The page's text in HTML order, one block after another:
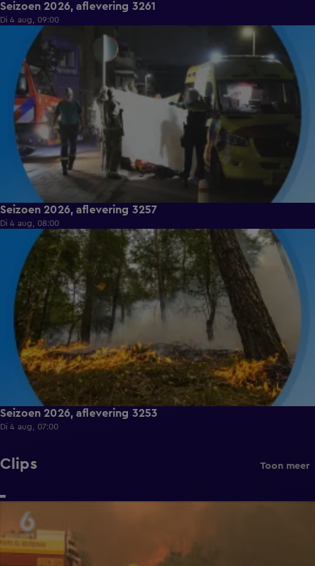
Seizoen 2026, aflevering 3261
Di 4 aug, 09:00
Seizoen 2026, aflevering 3257
Di 4 aug, 08:00
Seizoen 2026, aflevering 3253
Di 4 aug, 07:00
Clips Toon meer